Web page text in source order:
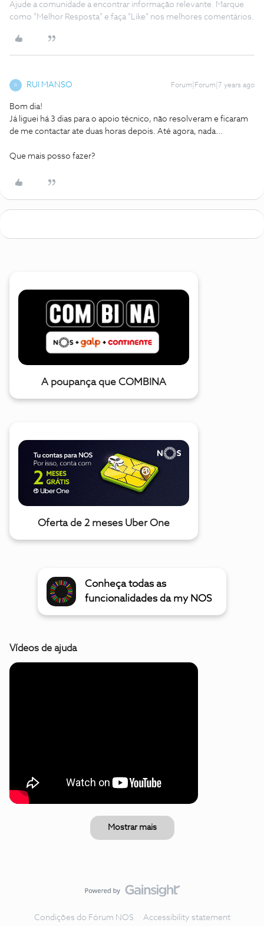
Ajude a comunidade a encontrar informação relevante. Marque
como "Melhor Resposta" e faça "Like" nos melhores comentários.
R RUI MANSO Forum|Forum|7 years ago
Bom dia!
Já liguei há 3 dias para o apoio técnico, não resolveram e ficaram
de me contactar ate duas horas depois. Até agora, nada...
Que mais posso fazer?
A poupança que COMBINA
Oferta de 2 meses Uber One
Conheça todas as
funcionalidades da my NOS
Vídeos de ajuda
Mostrar mais
Condições do Fórum NOS Accessibility statement